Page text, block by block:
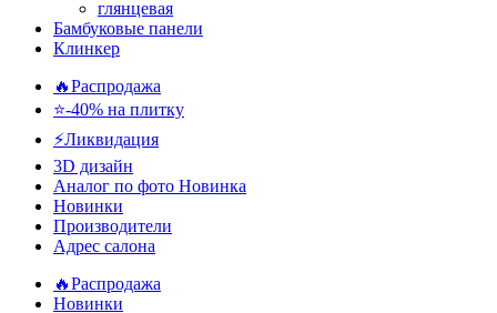
глянцевая
Бамбуковые панели
Клинкер
🔥Распродажа
⭐-40% на плитку
⚡️Ликвидация
3D дизайн
Аналог по фото Новинка
Новинки
Производители
Адрес салона
🔥Распродажа
Новинки